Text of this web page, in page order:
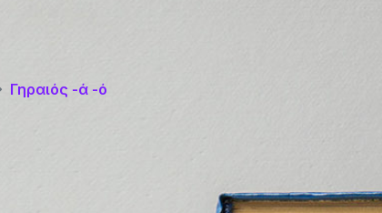
Γηραιός -ά -ό